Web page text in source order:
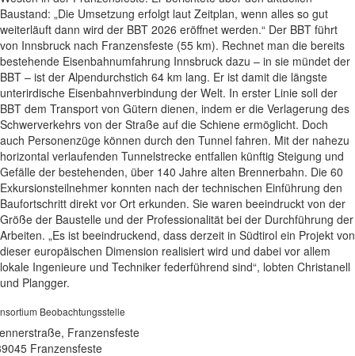
Baustand: „Die Umsetzung erfolgt laut Zeitplan, wenn alles so gut
weiterläuft dann wird der BBT 2026 eröffnet werden.“ Der BBT führt
von Innsbruck nach Franzensfeste (55 km). Rechnet man die bereits
bestehende Eisenbahnumfahrung Innsbruck dazu – in sie mündet der
BBT – ist der Alpendurchstich 64 km lang. Er ist damit die längste
unterirdische Eisenbahnverbindung der Welt. In erster Linie soll der
BBT dem Transport von Gütern dienen, indem er die Verlagerung des
Schwerverkehrs von der Straße auf die Schiene ermöglicht. Doch
auch Personenzüge können durch den Tunnel fahren. Mit der nahezu
horizontal verlaufenden Tunnelstrecke entfallen künftig Steigung und
Gefälle der bestehenden, über 140 Jahre alten Brennerbahn. Die 60
Exkursionsteilnehmer konnten nach der technischen Einführung den
Baufortschritt direkt vor Ort erkunden. Sie waren beeindruckt von der
Größe der Baustelle und der Professionalität bei der Durchführung der
Arbeiten. „Es ist beeindruckend, dass derzeit in Südtirol ein Projekt von
dieser europäischen Dimension realisiert wird und dabei vor allem
lokale Ingenieure und Techniker federführend sind“, lobten Christanell
und Plangger.
Beobachtungsstelle
Franzensfeste
Franzensfeste